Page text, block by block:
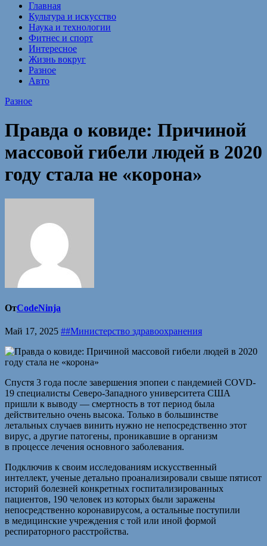
Главная
Культура и искусство
Наука и технологии
Фитнес и спорт
Интересное
Жизнь вокруг
Разное
Авто
Разное
Правда о ковиде: Причиной
массовой гибели людей в 2020
году стала не «корона»
ОтCodeNinja
Май 17, 2025 ##Министерство здравоохранения
Спустя 3 года после завершения эпопеи с пандемией COVD-
19 специалисты Северо-Западного университета США
пришли к выводу — смертность в тот период была
действительно очень высока. Только в большинстве
летальных случаев винить нужно не непосредственно этот
вирус, а другие патогены, проникавшие в организм
в процессе лечения основного заболевания.
Подключив к своим исследованиям искусственный
интеллект, ученые детально проанализировали свыше пятисот
историй болезней конкретных госпитализированных
пациентов, 190 человек из которых были заражены
непосредственно коронавирусом, а остальные поступили
в медицинские учреждения с той или иной формой
респираторного расстройства.